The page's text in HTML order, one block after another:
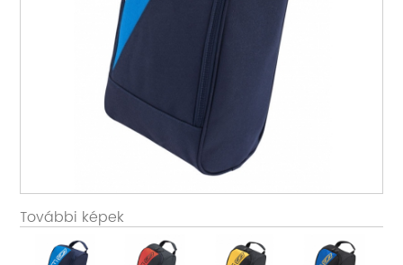
További képek